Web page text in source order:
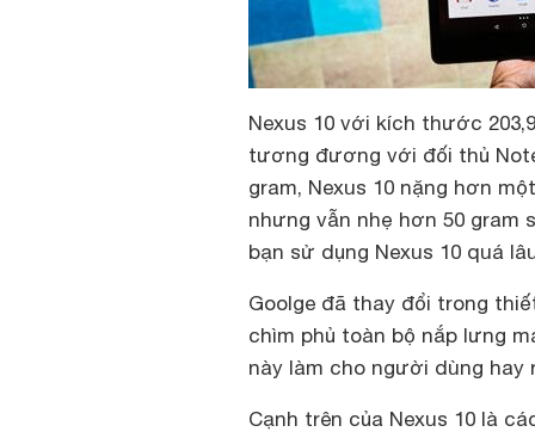
Nexus 10 với kích thước
tương đương với đối thủ
gram, Nexus 10 nặng hơn
nhưng vẫn nhẹ hơn 50 gram
bạn sử dụng Nexus 10 quá
Goolge đã thay đổi trong
chìm phủ toàn bộ nắp lưng
này làm cho người dùng
Cạnh trên của Nexus 10 là